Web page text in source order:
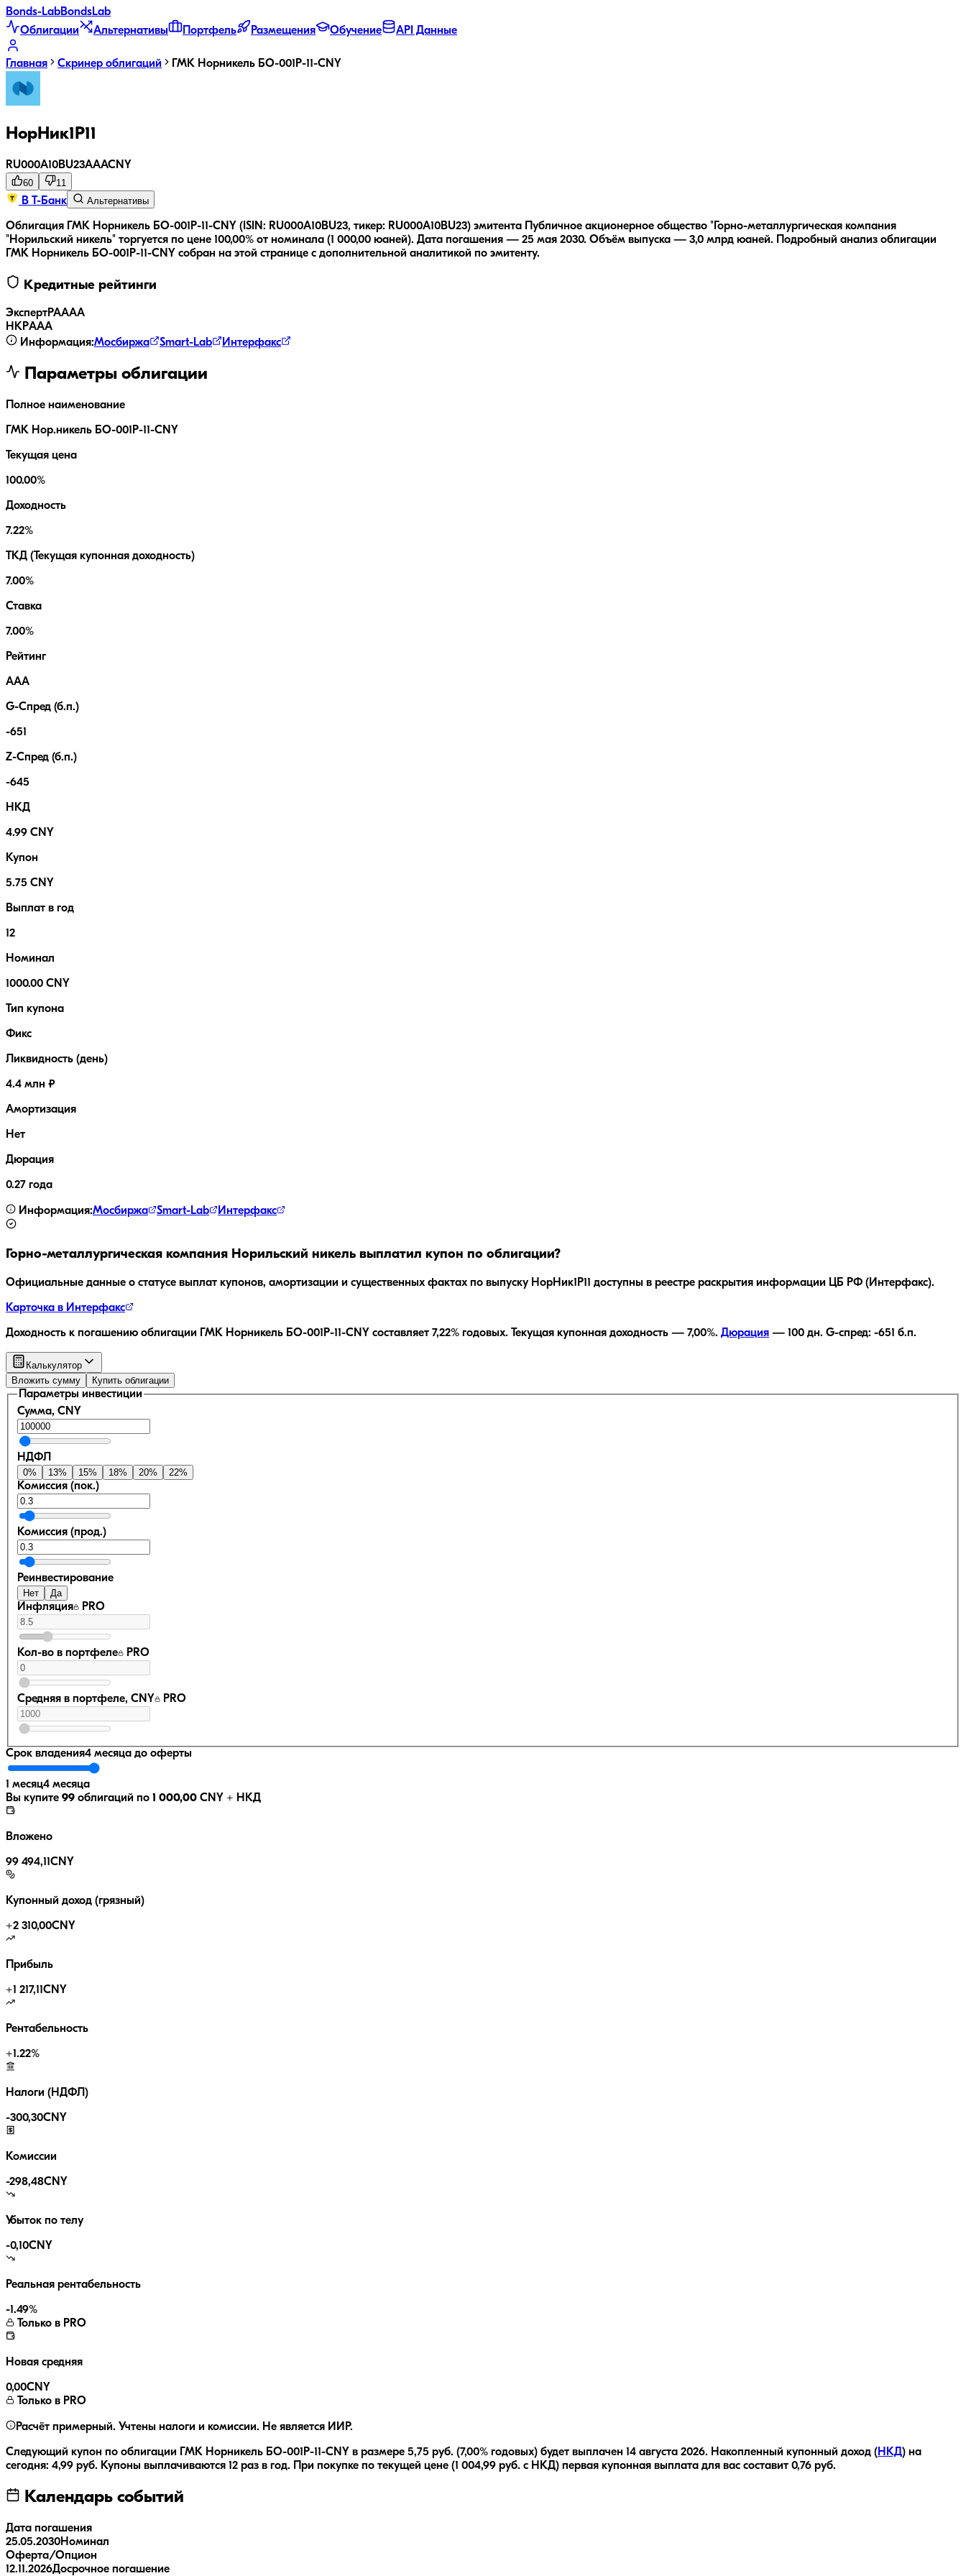
Bonds-LabBondsLab
Облигации
Альтернативы Портфель Размещения Обучение API Данные
Главная Скринер облигаций ГМК Норникель БО-001Р-11-CNY
НорНик1P11
RU000A10BU23AAACNY
60 11
В Т-Банк Альтернативы
Облигация ГМК Норникель БО-001Р-11-CNY (ISIN: RU000A10BU23, тикер: RU000A10BU23) эмитента Публичное акционерное общество "Горно-металлургическая компания
"Норильский никель" торгуется по цене 100,00% от номинала (1 000,00 юаней). Дата погашения — 25 мая 2030. Объём выпуска — 3,0 млрд юаней.
Подробный анализ облигации
ГМК Норникель БО-001Р-11-CNY собран на этой странице с дополнительной аналитикой по эмитенту.
Кредитные рейтинги
ЭкспертРАAAA
НКРAAA
Информация:Мосбиржа Smart-Lab Интерфакс
Параметры облигации
Полное наименование
ГМК Нор.никель БО-001Р-11-CNY
Текущая цена
100.00%
Доходность
7.22%
ТКД (Текущая купонная доходность)
7.00%
Ставка
7.00%
Рейтинг
AAA
G-Спред (б.п.)
-651
Z-Спред (б.п.)
-645
НКД
4.99 CNY
Купон
5.75 CNY
Выплат в год
12
Номинал
1000.00 CNY
Тип купона
Фикс
Ликвидность (день)
4.4 млн ₽
Амортизация
Нет
Дюрация
0.27 года
Информация:Мосбиржа Smart-Lab Интерфакс
Горно-металлургическая компания Норильский никель выплатил купон по облигации?
Официальные данные о статусе выплат купонов, амортизации и существенных фактах по выпуску НорНик1P11 доступны в реестре раскрытия информации ЦБ РФ (Интерфакс).
Карточка в Интерфакс
Доходность к погашению облигации ГМК Норникель БО-001Р-11-CNY составляет 7,22% годовых. Текущая купонная доходность — 7,00%. Дюрация — 100 дн. G-спред: -651 б.п.
Калькулятор
Вложить сумму
Купить облигации
Параметры инвестиции
Сумма, CNY
НДФЛ
0% 13% 15% 18% 20% 22%
Комиссия (пок.)
Комиссия (прод.)
Реинвестирование
Нет Да
Инфляция PRO
Кол-во в портфеле PRO
Средняя в портфеле, CNY PRO
Срок владения4 месяца до оферты
1 месяц4 месяца
Вы купите 99 облигаций по 1 000,00 CNY + НКД
Вложено
99 494,11CNY
Купонный доход (грязный)
+2 310,00CNY
Прибыль
+1 217,11CNY
Рентабельность
+1.22%
Налоги (НДФЛ)
-300,30CNY
Комиссии
-298,48CNY
Убыток по телу
-0,10CNY
Реальная рентабельность
-1.49%
Только в PRO
Новая средняя
0,00CNY
Только в PRO
Расчёт примерный. Учтены налоги и комиссии. Не является ИИР.
Следующий купон по облигации ГМК Норникель БО-001Р-11-CNY в размере 5,75 руб. (7,00% годовых) будет выплачен 14 августа 2026. Накопленный купонный доход ( НКД) на
сегодня: 4,99 руб. Купоны выплачиваются 12 раз в год. При покупке по текущей цене (1 004,99 руб. с НКД) первая купонная выплата для вас составит 0,76 руб.
Календарь событий
Дата погашения
25.05.2030Номинал
Оферта/Опцион
12.11.2026Досрочное погашение